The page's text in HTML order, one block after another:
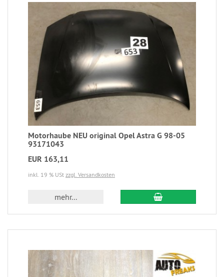
Motorhaube NEU original Opel Astra G 98-05
93171043
EUR 163,11
inkl. 19 % USt zzgl. Versandkosten
mehr...